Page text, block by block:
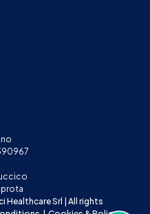
Healthcare Srl | All rights